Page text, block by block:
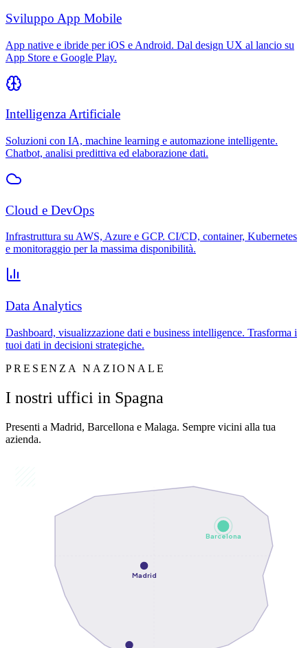
Sviluppo App Mobile
App native e ibride per iOS e Android. Dal design UX al lancio su
App Store e Google Play.
Intelligenza Artificiale
Soluzioni con IA, machine learning e automazione intelligente.
Chatbot, analisi predittiva ed elaborazione dati.
Cloud e DevOps
Infrastruttura su AWS, Azure e GCP. CI/CD, container, Kubernetes
e monitoraggio per la massima disponibilità.
Data Analytics
Dashboard, visualizzazione dati e business intelligence. Trasforma i
tuoi dati in decisioni strategiche.
PRESENZA NAZIONALE
I nostri uffici in Spagna
Presenti a Madrid, Barcellona e Malaga. Sempre vicini alla tua
azienda.
Madrid
Barcelona